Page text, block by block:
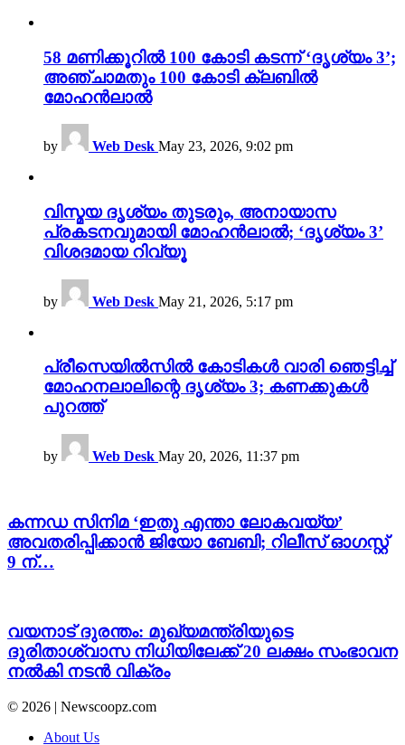
58 മണിക്കൂറിൽ 100 കോടി കടന്ന് ‘ദൃശ്യം 3’;
അഞ്ചാമതും 100 കോടി ക്ലബിൽ
മോഹൻലാൽ
by Web Desk May 23, 2026, 9:02 pm
വിസ്മയ ദൃശ്യം തുടരും, അനായാസ
പ്രകടനവുമായി മോഹൻലാൽ; ‘ദൃശ്യം 3’
വിശദമായ റിവ്യൂ
by Web Desk May 21, 2026, 5:17 pm
പ്രീസെയിൽസിൽ കോടികൾ വാരി ഞെട്ടിച്ച്
മോഹനലാലിന്റെ ദൃശ്യം 3; കണക്കുകൾ
പുറത്ത്
by Web Desk May 20, 2026, 11:37 pm
കന്നഡ സിനിമ ‘ഇതു എന്താ ലോകവയ്യ’
അവതരിപ്പിക്കാൻ ജിയോ ബേബി; റിലീസ് ഓഗസ്റ്റ്
9 ന്…
വയനാട് ദുരന്തം: മുഖ്യമന്ത്രിയുടെ
ദുരിതാശ്വാസ നിധിയിലേക്ക് 20 ലക്ഷം സംഭാവന
നൽകി നടൻ വിക്രം
© 2026 | Newscoopz.com
About Us